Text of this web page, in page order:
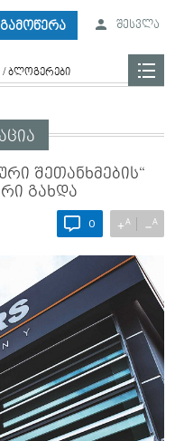
გამოწერა შესვლა
ბლოგერები
შეთანხმების“
გახდა
0 +A −A